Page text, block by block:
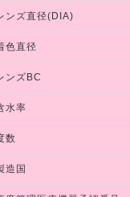
ンズ直径(DIA)
色直径
ンズBC
水率
数
造国